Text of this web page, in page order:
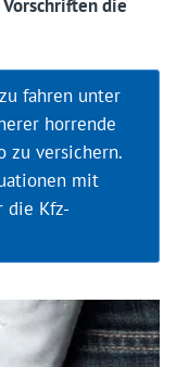
die
fahren unter
horrende
zu versichern.
mit
die Kfz-